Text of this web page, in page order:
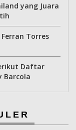
yang Juara
Torres
Daftar
Barcola